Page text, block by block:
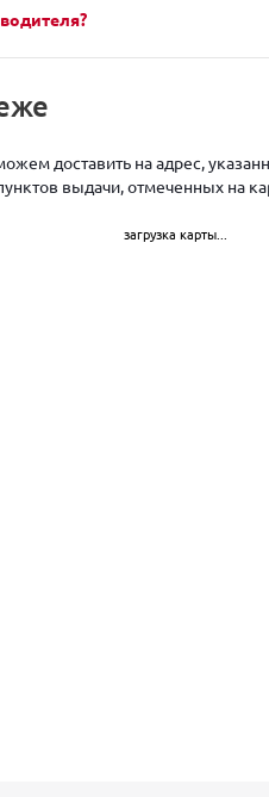
доставить на адрес,
выдачи, отмеченных на
загрузка карты...